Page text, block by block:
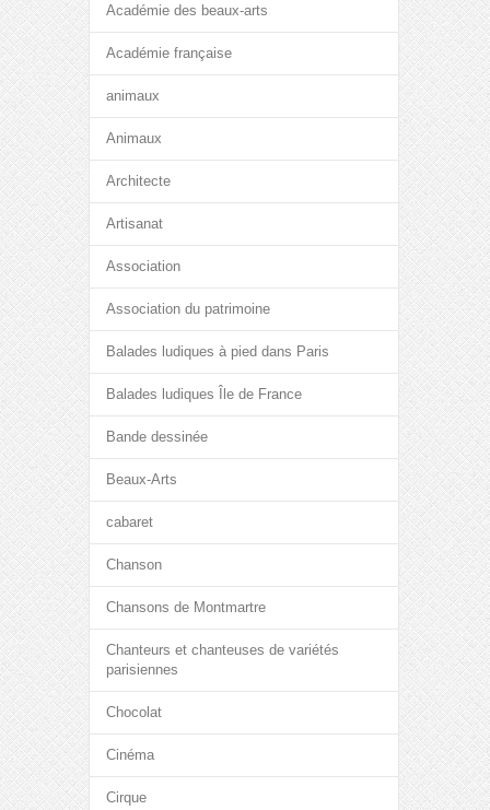
Académie des beaux-arts
Académie française
animaux
Animaux
Architecte
Artisanat
Association
Association du patrimoine
Balades ludiques à pied dans Paris
Balades ludiques Île de France
Bande dessinée
Beaux-Arts
cabaret
Chanson
Chansons de Montmartre
Chanteurs et chanteuses de variétés
parisiennes
Chocolat
Cinéma
Cirque